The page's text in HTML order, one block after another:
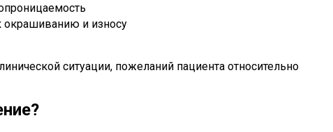
окрашиванию и износу
ситуации, пожеланий пациента относительно